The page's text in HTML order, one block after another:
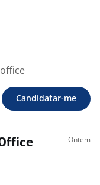
Candidatar-me
Ontem